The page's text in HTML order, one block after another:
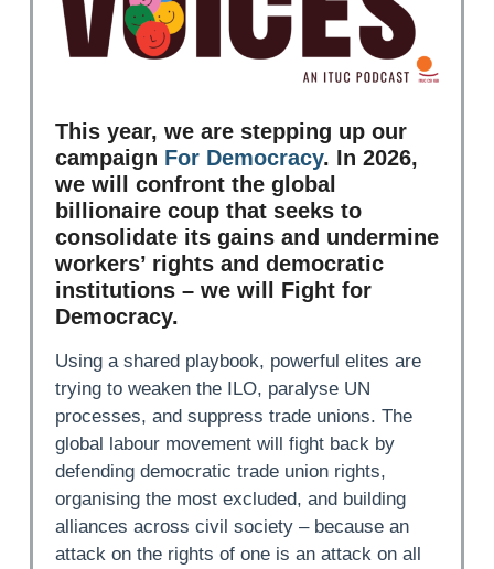
This year, we are stepping up our
campaign For Democracy. In 2026,
we will confront the global
billionaire coup that seeks to
consolidate its gains and undermine
workers’ rights and democratic
institutions – we will Fight for
Democracy.
Using a shared playbook, powerful elites are
trying to weaken the ILO, paralyse UN
processes, and suppress trade unions. The
global labour movement will fight back by
defending democratic trade union rights,
organising the most excluded, and building
alliances across civil society – because an
attack on the rights of one is an attack on all